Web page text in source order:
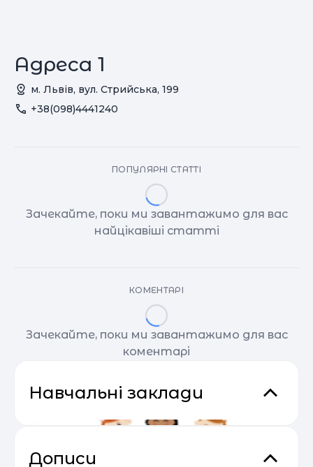
Адреса 1
м. Львів, вул. Стрийська, 199
+38(098)4441240
ПОПУЛЯРНІ СТАТТІ
Зачекайте, поки ми завантажимо для вас
найцікавіші статті
КОМЕНТАРІ
Зачекайте, поки ми завантажимо для вас
коментарі
Навчальні заклади
Дописи